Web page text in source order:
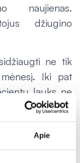
Apie
naujienas.
džiugino
ne tik
Iki pat
lauks ne
bet ir ypatingi
nuolaidos
tinklo